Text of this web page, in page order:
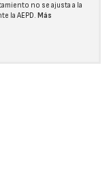
no se ajusta a la
la AEPD. Más